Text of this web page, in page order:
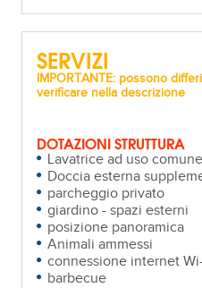
SERVIZI
IMPORTANTE: possono
verificare nella descrizione
DOTAZIONI STRUTTURA
Lavatrice ad uso comune
Doccia esterna
parcheggio privato
giardino - spazi esterni
posizione panoramica
Animali ammessi
connessione internet
barbecue